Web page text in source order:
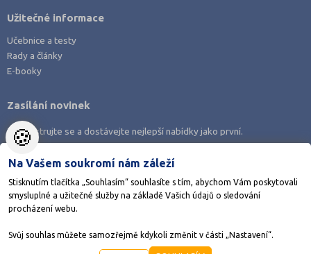
Stáhněte si aplikaci Adresář škol
Užitečné informace
Učebnice a testy
Rady a články
E-booky
Zasílání novinek
Zaregistrujte se a dostávejte nejlepší nabídky jako první.
AMOS KamPoMaturite.cz, s.r.o., stránky vytvořilo
🍪
Na Vašem soukromí nám záleží
Stisknutím tlačítka „Souhlasím“ souhlasíte s tím, abychom Vám poskytovali
smysluplné a užitečné služby na základě Vašich údajů o sledování
procházení webu.
Svůj souhlas můžete samozřejmě kdykoli změnit v části „Nastavení“.